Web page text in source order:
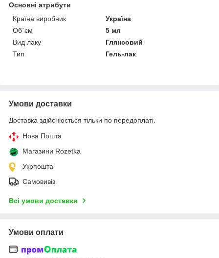
Основні атрибути
Країна виробник
Україна
Об`єм
5 мл
Вид лаку
Глянсовий
Тип
Гель-лак
Умови доставки
Доставка здійснюється тільки по передоплаті.
Нова Пошта
Магазини Rozetka
Укрпошта
Самовивіз
Всі умови доставки
Умови оплати